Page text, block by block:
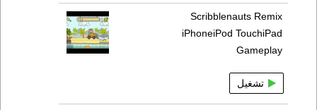
Scribblenauts Remix
iPhoneiPod TouchiPad
Gameplay
تشغيل